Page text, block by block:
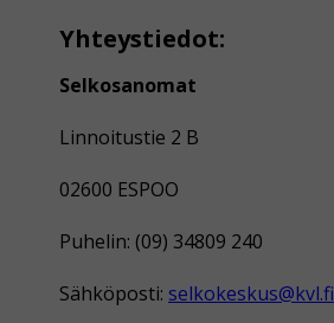
Yhteystiedot:
Selkosanomat
Linnoitustie 2 B
02600 ESPOO
Puhelin: (09) 34809 240
Sähköposti: selkokeskus@kvl.fi